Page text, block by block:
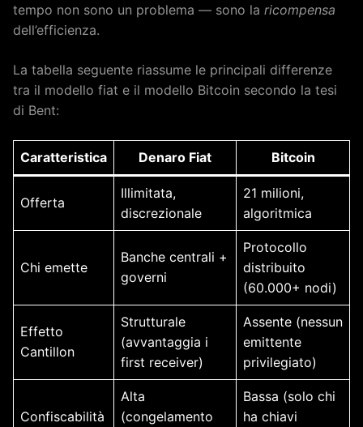
tempo non sono un problema — sono la ricompensa
dell’efficienza.
La tabella seguente riassume le principali differenze
tra il modello fiat e il modello Bitcoin secondo la tesi
di Bent:
Caratteristica Denaro Fiat Bitcoin
Offerta
Illimitata,
discrezionale
21 milioni,
algoritmica
Chi emette
Banche centrali +
governi
Protocollo
distribuito
(60.000+ nodi)
Effetto
Cantillon
Strutturale
(avvantaggia i
first receiver)
Assente (nessun
emittente
privilegiato)
Confiscabilità
Alta
(congelamento
Bassa (solo chi
ha chiavi